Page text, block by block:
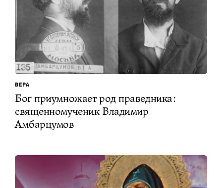
ВЕРА
Бог приумножает род праведника:
священномученик Владимир
Амбарцумов